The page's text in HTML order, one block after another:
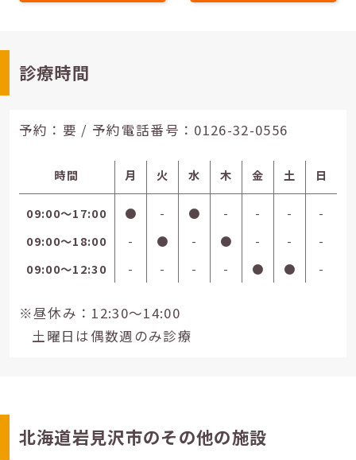
診療時間
予約：要 / 予約電話番号： 0126-32-0556
時間 月 火 水 木 金 土 日
09:00〜17:00 ● - ● - - -
-
09:00〜18:00
- ● - ● - -
-
09:00〜12:30
- - - - ● ● -
※昼休み：12:30～14:00
土曜日は偶数週のみ診療
北海道岩見沢市のその他の施設